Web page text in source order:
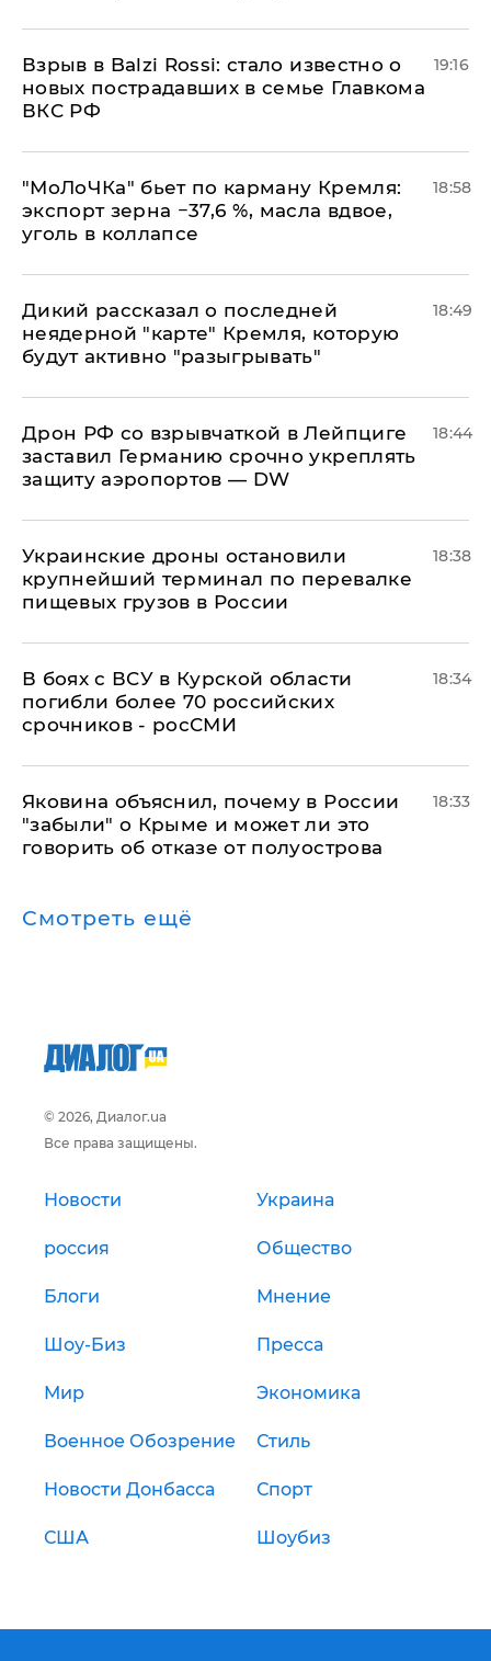
Взрыв в Balzi Rossi: стало известно о
новых пострадавших в семье Главкома
ВКС РФ
19:16
​"МоЛоЧКа" бьет по карману Кремля:
экспорт зерна −37,6 %, масла вдвое,
уголь в коллапсе
18:58
Дикий рассказал о последней
неядерной "карте" Кремля, которую
будут активно "разыгрывать"
18:49
​Дрон РФ со взрывчаткой в Лейпциге
заставил Германию срочно укреплять
защиту аэропортов — DW
18:44
Украинские дроны остановили
крупнейший терминал по перевалке
пищевых грузов в России
18:38
В боях с ВСУ в Курской области
погибли более 70 российских
срочников - росСМИ
18:34
Яковина объяснил, почему в России
"забыли" о Крыме и может ли это
говорить об отказе от полуострова
18:33
Смотреть ещё
© 2026, Диалог.ua
Все права защищены.
Новости Украина
россия Общество
Блоги Мнение
Шоу-Биз Пресса
Мир Экономика
Военное Обозрение Стиль
Новости Донбасса Спорт
США Шоубиз